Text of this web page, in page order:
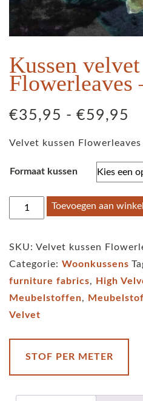
Kussen velvet
Flowerleaves
€35,95 - €59,95
Velvet kussen
Formaat kussen
Kussen
velvet
chocolate
Toevoegen aan
SKU: Velvet kussen
Categorie: Woonkussens
furniture fabrics, High
Meubelstoffen,
Velvet
STOF PER METER